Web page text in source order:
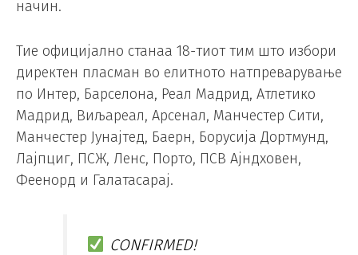
начин.
Тие официјално станаа 18-тиот тим што избори
директен пласман во елитното натпреварување
по Интер, Барселона, Реал Мадрид, Атлетико
Мадрид, Виљареал, Арсенал, Манчестер Сити,
Манчестер Јунајтед, Баерн, Борусија Дортмунд,
Лајпциг, ПСЖ, Ленс, Порто, ПСВ Ајндховен,
Феенорд и Галатасарај.
CONFIRMED!